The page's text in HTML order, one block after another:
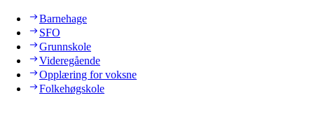
Barnehage
SFO
Grunnskole
Videregående
Opplæring for voksne
Folkehøgskole